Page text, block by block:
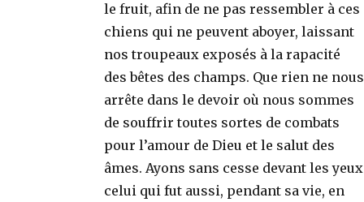
le fruit, afin de ne pas ressembler à ces
chiens qui ne peuvent aboyer, laissant
nos troupeaux exposés à la rapacité
des bêtes des champs. Que rien ne nous
arrête dans le devoir où nous sommes
de souffrir toutes sortes de combats
pour l’amour de Dieu et le salut des
âmes. Ayons sans cesse devant les yeux
celui qui fut aussi, pendant sa vie, en